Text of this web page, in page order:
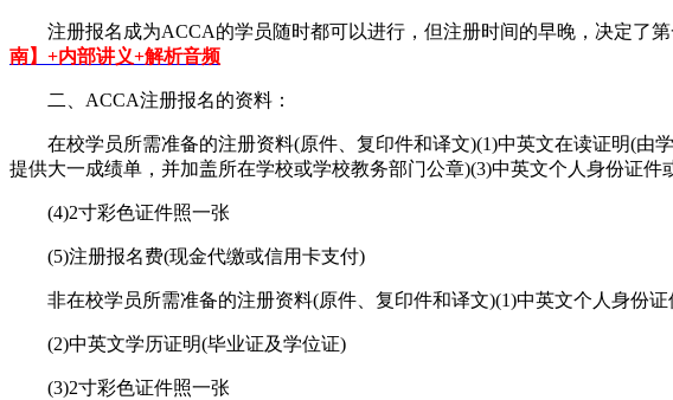
注册报名成为ACCA的学员随时都可以进行，但注册时间的早晚，决定了第
南】+内部讲义+解析音频
二、ACCA注册报名的资料：
在校学员所需准备的注册资料(原件、复印件和译文)(1)中英文在读证明(由
提供大一成绩单，并加盖所在学校或学校教务部门公章)(3)中英文个人身份证件
(4)2寸彩色证件照一张
(5)注册报名费(现金代缴或信用卡支付)
非在校学员所需准备的注册资料(原件、复印件和译文)(1)中英文个人身份证
(2)中英文学历证明(毕业证及学位证)
(3)2寸彩色证件照一张